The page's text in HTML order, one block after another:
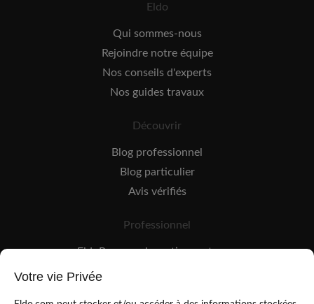
Eldo
Qui sommes-nous
Rejoindre notre équipe
Nos conseils d'experts
Nos guides travaux
Découvrir
Blog professionnel
Blog particulier
Avis vérifiés
Professionnel
EldoPro pour les artisans et pros
EldoNetwork pour les réseaux, marques et industriels
Votre vie Privée